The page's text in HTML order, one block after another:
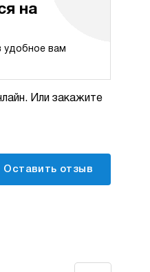
на
удобное вам
Или закажите
Оставить отзыв